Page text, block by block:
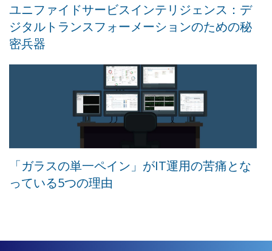
ユニファイドサービスインテリジェンス：デ
ジタルトランスフォーメーションのための秘
密兵器
「ガラスの単一ペイン」がIT運用の苦痛とな
っている5つの理由